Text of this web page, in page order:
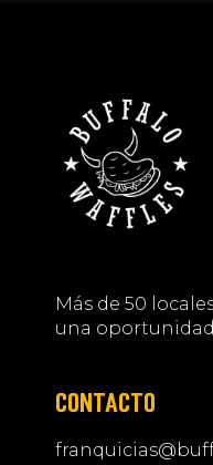
Más de 50
una
CONTACTO